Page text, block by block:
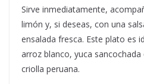
Sirve inmediatamente,
limón y, si deseas, con una
ensalada fresca. Este plato es
arroz blanco, yuca
criolla peruana.